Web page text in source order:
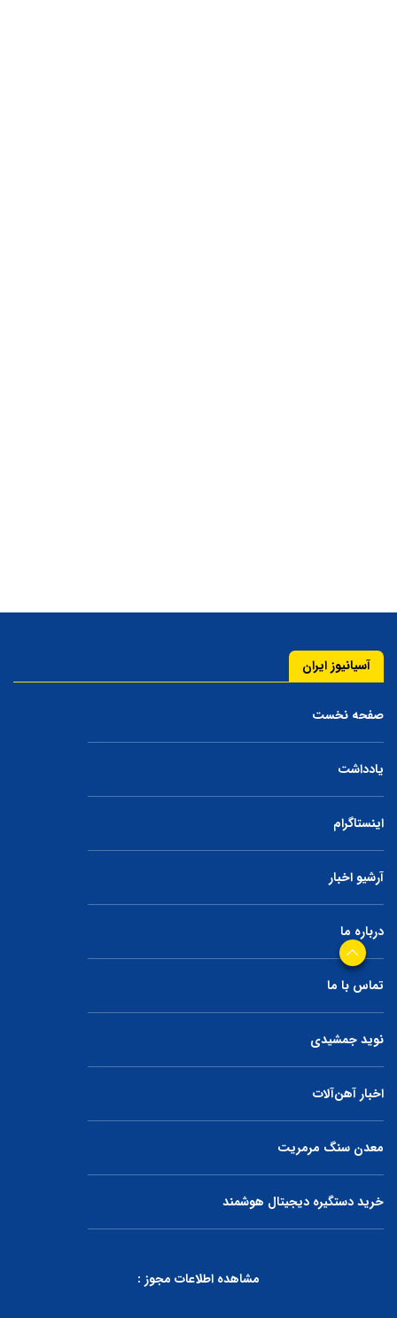
آسیانیوز ایران
صفحه نخست
یادداشت
اینستاگرام
آرشیو اخبار
درباره ما
تماس با ما
نوید جمشیدی
اخبار آهن‌آلات
معدن سنگ مرمریت
خرید دستگیره دیجیتال هوشمند
مشاهده اطلاعات مجوز :